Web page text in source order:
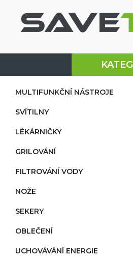
MULTIFUNKČNÍ NÁSTROJE
SVÍTILNY
LÉKÁRNIČKY
GRILOVÁNÍ
FILTROVÁNÍ VODY
NOŽE
SEKERY
OBLEČENÍ
UCHOVÁVÁNÍ ENERGIE